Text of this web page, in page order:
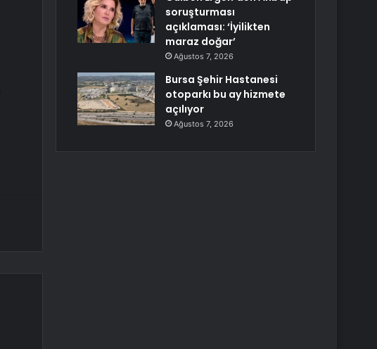
soruşturması
açıklaması: ‘İyilikten
maraz doğar’
Ağustos 7, 2026
Bursa Şehir Hastanesi
otoparkı bu ay hizmete
açılıyor
Ağustos 7, 2026